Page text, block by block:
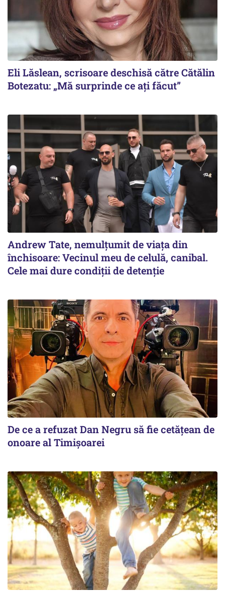
Eli Lăslean, scrisoare deschisă către Cătălin
Botezatu: „Mă surprinde ce ați făcut”
Andrew Tate, nemulțumit de viața din
închisoare: Vecinul meu de celulă, canibal.
Cele mai dure condiții de detenție
De ce a refuzat Dan Negru să fie cetățean de
onoare al Timișoarei